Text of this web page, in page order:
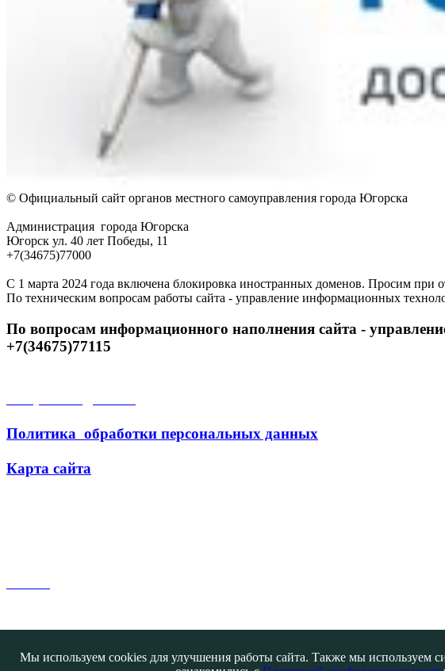
© Официальный сайт органов местного самоуправления города Югорска
Администрация города Югорска
Югорск ул. 40 лет Победы, 11
+7(34675)77000
С 1 марта 2024 года включена блокировка иностранных доменов. Просим при
По техническим вопросам работы сайта - управление информационных
По вопросам информационного наполнения сайта -
+7(34675)77115
Политика обработки персональных данных
Карта сайта
Мы используем cookies для улучшения работы сайта. Также мы используем